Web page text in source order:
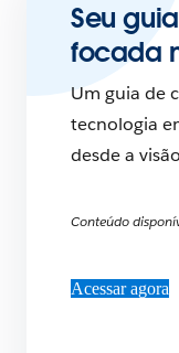
Seu
focada
Um guia de
tecnologia
desde a
Conteúdo
Acessar agora